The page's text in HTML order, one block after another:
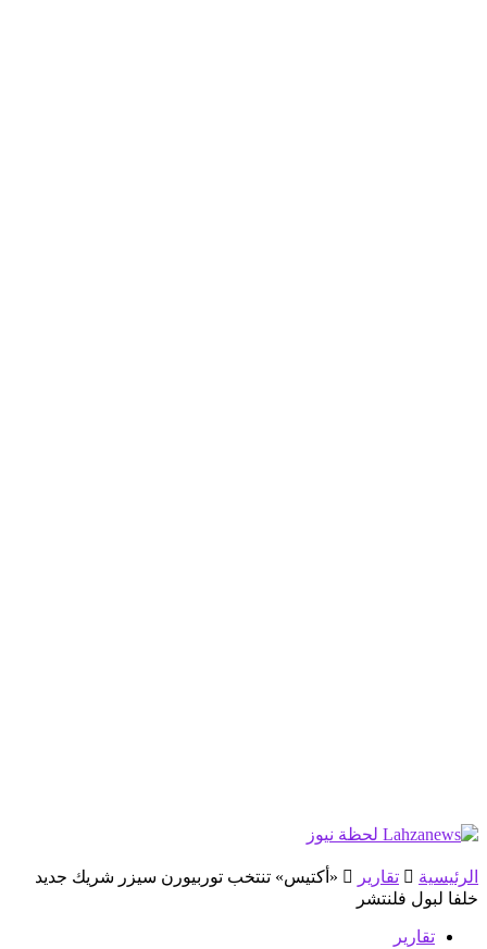
الرئيسية تقارير
«أكتيس» تنتخب توربيورن سيزر شريك جديد
خلفا لبول فلنتشر
تقارير